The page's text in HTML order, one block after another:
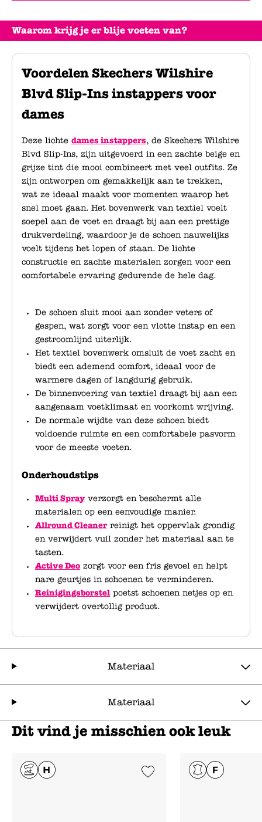
Waarom krijg je er blije voeten van?
Voordelen Skechers Wilshire
Blvd Slip-Ins instappers voor
dames
Deze lichte dames instappers, de Skechers Wilshire
Blvd Slip-Ins, zijn uitgevoerd in een zachte beige en
grijze tint die mooi combineert met veel outfits. Ze
zijn ontworpen om gemakkelijk aan te trekken,
wat ze ideaal maakt voor momenten waarop het
snel moet gaan. Het bovenwerk van textiel voelt
soepel aan de voet en draagt bij aan een prettige
drukverdeling, waardoor je de schoen nauwelijks
voelt tijdens het lopen of staan. De lichte
constructie en zachte materialen zorgen voor een
comfortabele ervaring gedurende de hele dag.
De schoen sluit mooi aan zonder veters of
gespen, wat zorgt voor een vlotte instap en een
gestroomlijnd uiterlijk.
Het textiel bovenwerk omsluit de voet zacht en
biedt een ademend comfort, ideaal voor de
warmere dagen of langdurig gebruik.
De binnenvoering van textiel draagt bij aan een
aangenaam voetklimaat en voorkomt wrijving.
De normale wijdte van deze schoen biedt
voldoende ruimte en een comfortabele pasvorm
voor de meeste voeten.
Onderhoudstips
Multi Sprayverzorgt en beschermt alle
materialen op een eenvoudige manier.
Allround Cleanerreinigt het oppervlak grondig
en verwijdert vuil zonder het materiaal aan te
tasten.
Active Deo zorgt voor een fris gevoel en helpt
nare geurtjes in schoenen te verminderen.
Reinigingsborstel poetst schoenen netjes op en
verwijdert overtollig product.
Materiaal
Materiaal
Dit vind je misschien ook leuk
Add to Wishlist